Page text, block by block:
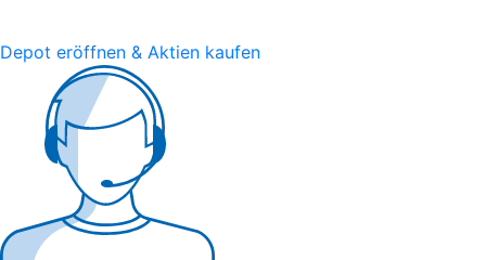
Depot eröffnen & Aktien kaufen